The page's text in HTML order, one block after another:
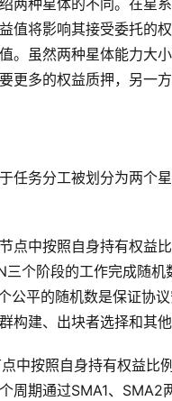
两种星体的不同。在星
值将影响其接受委托的
。虽然两种星体能力大
更多的权益质押，另一
任务分工被划分为两个
点中按照自身持有权益
三个阶段的工作完成随
公平的随机数是保证协
构建、出块者选择和其
中按照自身持有权益比
周期通过SMA1、